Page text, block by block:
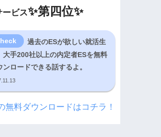
ービス✨第四位✨
過去のESが欲しい就活生
大手200社以上の内定者ESを無料
ンロードできる話するよ。
無料ダウンロードはコチラ！